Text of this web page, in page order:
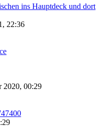
ins Hauptdeck und dort
22:36
2020, 00:29